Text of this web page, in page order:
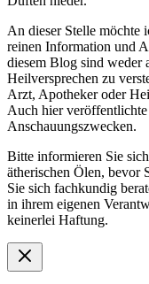
An dieser Stelle möchte
reinen Information und
diesem Blog sind weder
Heilversprechen zu
Arzt, Apotheker oder
Auch hier
Anschauungszwecken.
Bitte informieren Sie
ätherischen Ölen, bevor
Sie sich fachkundig
in ihrem eigenen
keinerlei Haftung.